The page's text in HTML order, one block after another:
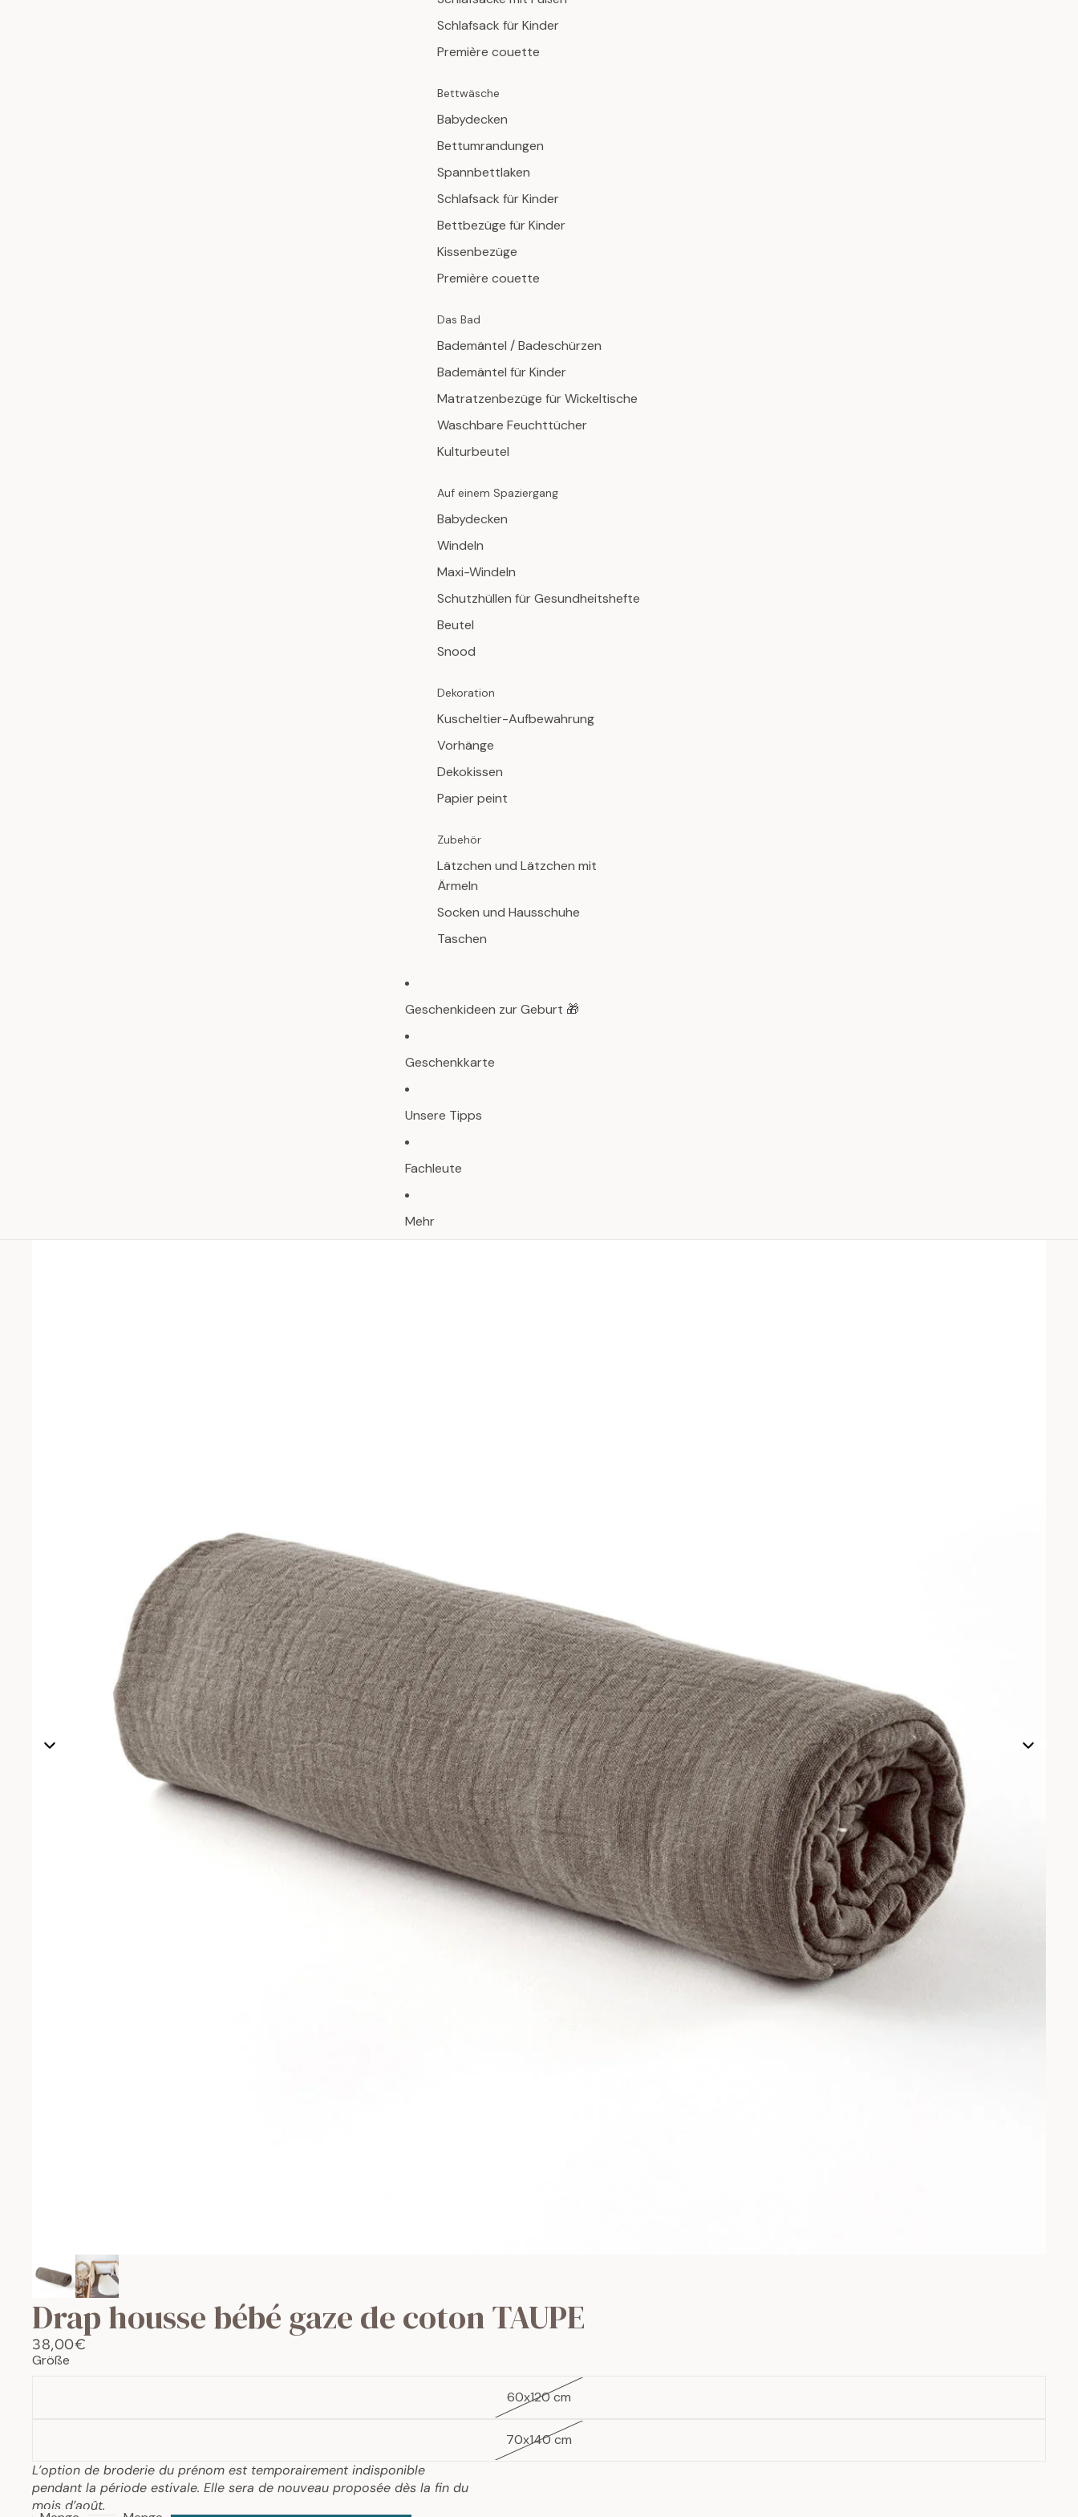
Schlafsack für Kinder
Première couette
Bettwäsche
Babydecken
Bettumrandungen
Spannbettlaken
Schlafsack für Kinder
Bettbezüge für Kinder
Kissenbezüge
Première couette
Das Bad
Bademäntel / Badeschürzen
Bademäntel für Kinder
Matratzenbezüge für Wickeltische
Waschbare Feuchttücher
Kulturbeutel
Auf einem Spaziergang
Babydecken
Windeln
Maxi-Windeln
Schutzhüllen für Gesundheitshefte
Beutel
Snood
Dekoration
Kuscheltier-Aufbewahrung
Vorhänge
Dekokissen
Papier peint
Zubehör
Lätzchen und Lätzchen mit
Ärmeln
Socken und Hausschuhe
Taschen
Geschenkideen zur Geburt 🎁
Geschenkkarte
Unsere Tipps
Fachleute
Mehr
Drap housse bébé gaze de coton TAUPE
38,00€
Größe
60x120 cm
70x140 cm
L’option de broderie du prénom est temporairement indisponible
pendant la période estivale. Elle sera de nouveau proposée dès la fin du
mois d’août.